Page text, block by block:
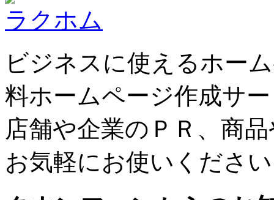
ラクホム
ビジネスに使えるホー
料ホームページ作成サ
店舗や企業のＰＲ、商
お気軽にお使いくださ